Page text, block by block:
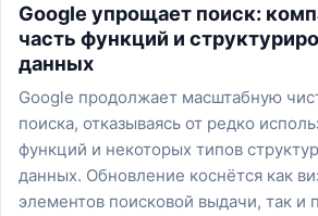
Google упрощает поиск:
часть функций и
данных
Google продолжает масштабную
поиска, отказываясь от редко
функций и некоторых типов
данных. Обновление коснётся как
элементов поисковой выдачи, так и